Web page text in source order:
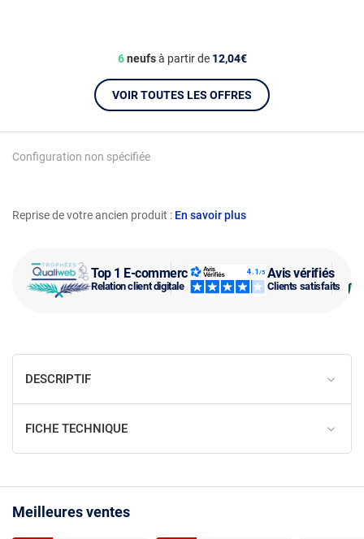
Top 1 E-commerce
Relation client digitale
Avis vérifiés
Clients satisfaits
Reprise de votre ancien produit : En savoir plus
Configuration non spécifiée
6neufsà partir de 12,04€
VOIR TOUTES LES OFFRES
DESCRIPTIF
FICHE TECHNIQUE
Meilleures ventes